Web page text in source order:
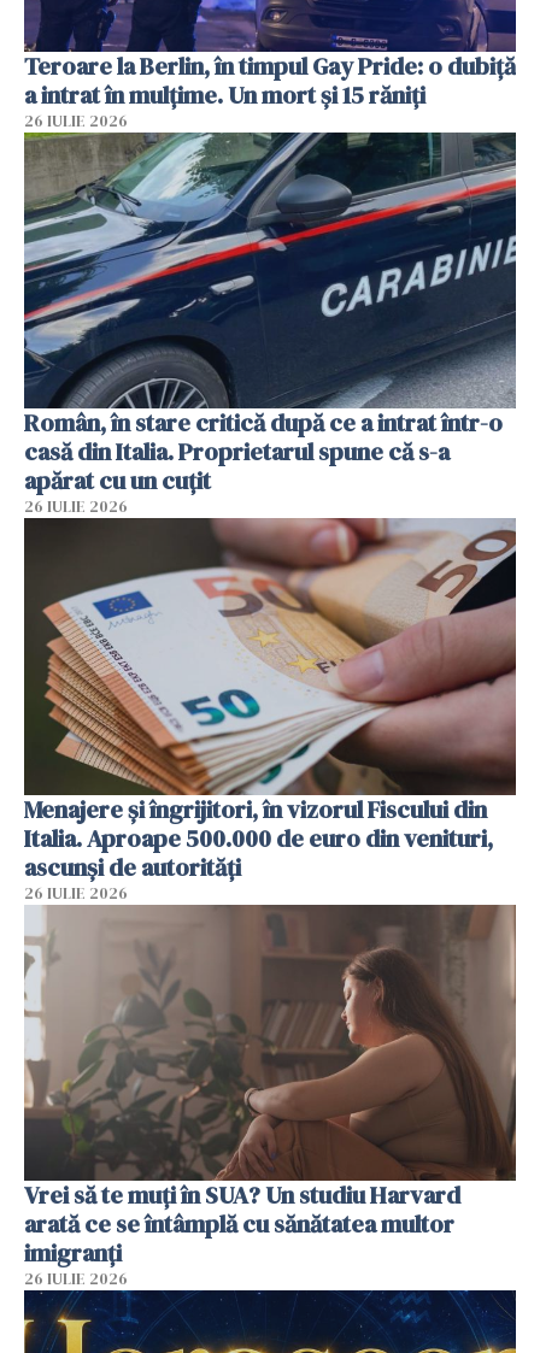
Teroare la Berlin, în timpul Gay Pride: o dubiță
a intrat în mulțime. Un mort și 15 răniți
26 IULIE 2026
Român, în stare critică după ce a intrat într-o
casă din Italia. Proprietarul spune că s-a
apărat cu un cuțit
26 IULIE 2026
Menajere și îngrijitori, în vizorul Fiscului din
Italia. Aproape 500.000 de euro din venituri,
ascunși de autorități
26 IULIE 2026
Vrei să te muți în SUA? Un studiu Harvard
arată ce se întâmplă cu sănătatea multor
imigranți
26 IULIE 2026